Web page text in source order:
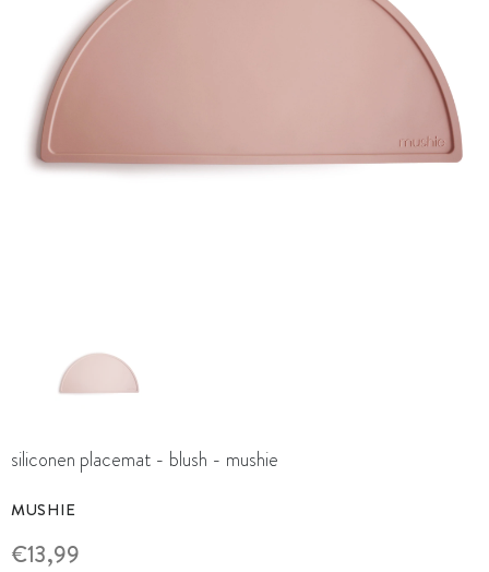
siliconen placemat - blush - mushie
MUSHIE
€13,99